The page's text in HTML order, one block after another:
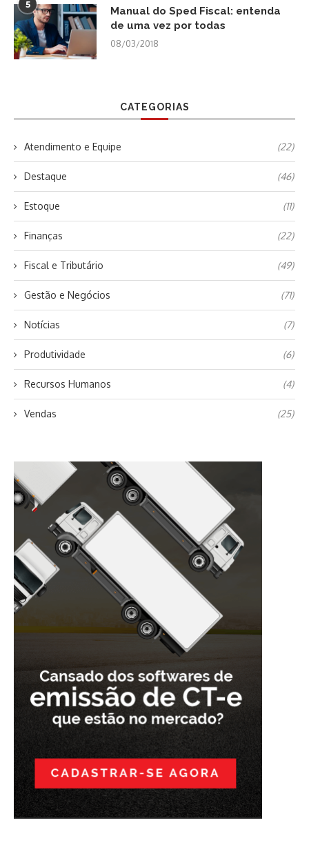
5
Manual do Sped Fiscal: entenda
de uma vez por todas
08/03/2018
CATEGORIAS
Atendimento e Equipe (22)
Destaque (46)
Estoque (11)
Finanças (22)
Fiscal e Tributário (49)
Gestão e Negócios (71)
Notícias (7)
Produtividade (6)
Recursos Humanos (4)
Vendas (25)